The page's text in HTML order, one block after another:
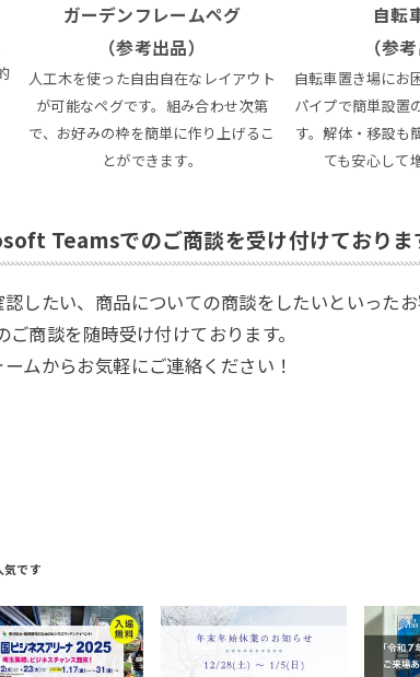
ガーデンフレームペグ
（参考出品）
人工木を使った自由自在なレイアウト
が可能なペグです。組み合わせ次第
で、お好みの枠を簡単に作り上げるこ
とができます。
自転
（参
自転車置き場にお
パイプで簡単設置
す。解体・移設も
ても安心して
Teamsでのご商談を受け付けておりま
したい、商品についての商談をしたいといったお
談を随時受け付けております。
ムからお気軽にご連絡ください！